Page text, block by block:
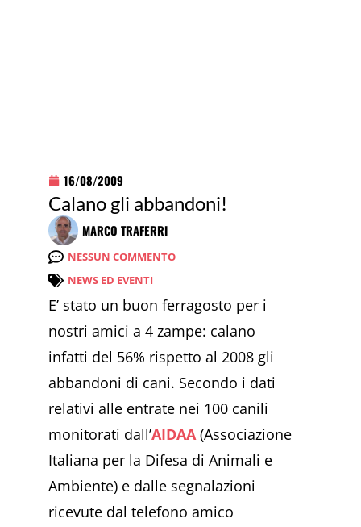
16/08/2009
Calano gli abbandoni!
MARCO TRAFERRI
NESSUN COMMENTO
NEWS ED EVENTI
E’ stato un buon ferragosto per i
nostri amici a 4 zampe: calano
infatti del 56% rispetto al 2008 gli
abbandoni di cani. Secondo i dati
relativi alle entrate nei 100 canili
monitorati dall’AIDAA(Associazione
Italiana per la Difesa di Animali e
Ambiente) e dalle segnalazioni
ricevute dal telefono amico